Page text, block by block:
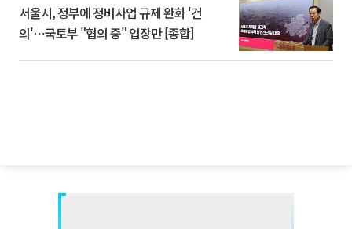
서울시, 정부에 정비사업 규제 완화 '건
의'⋯국토부 "협의 중" 입장만 [종합]